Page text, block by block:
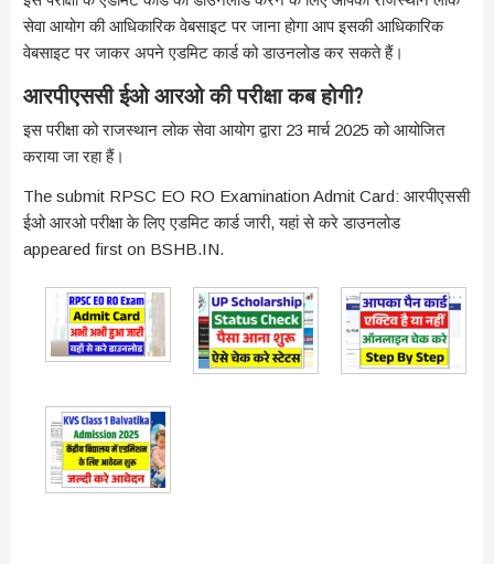
सेवा आयोग की आधिकारिक वेबसाइट पर जाना होगा आप इसकी आधिकारिक
वेबसाइट पर जाकर अपने एडमिट कार्ड को डाउनलोड कर सकते हैं।
आरपीएससी ईओ आरओ की परीक्षा कब होगी?
इस परीक्षा को राजस्थान लोक सेवा आयोग द्वारा 23 मार्च 2025 को आयोजित
कराया जा रहा हैं।
The submit RPSC EO RO Examination Admit Card: आरपीएससी
ईओ आरओ परीक्षा के लिए एडमिट कार्ड जारी, यहां से करे डाउनलोड
appeared first on BSHB.IN.